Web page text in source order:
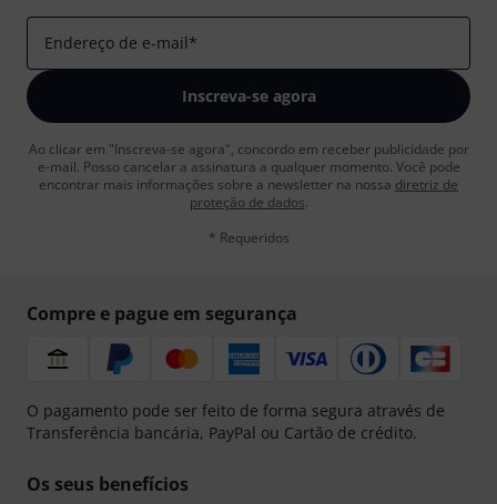
Endereço de e-mail*
Inscreva-se agora
Ao clicar em "Inscreva-se agora", concordo em receber publicidade por
e-mail. Posso cancelar a assinatura a qualquer momento. Você pode
encontrar mais informações sobre a newsletter na nossa diretriz de
proteção de dados.
* Requeridos
Compre e pague em segurança
O pagamento pode ser feito de forma segura através de
Transferência bancária, PayPal ou Cartão de crédito.
Os seus benefícios